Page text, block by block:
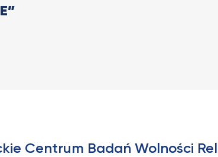
Centrum Badań Wolności